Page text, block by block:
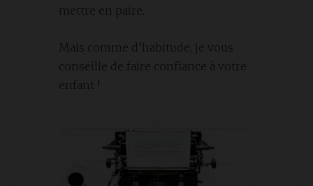
mettre en paire.
Mais comme d’habitude, je vous
conseille de faire confiance à votre
enfant !